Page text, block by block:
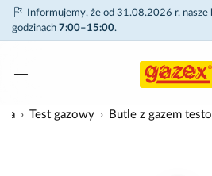
Informujemy, że od 31.08.2026 r. nasze
godzinach 7:00–15:00.
Test gazowy Butle z gazem